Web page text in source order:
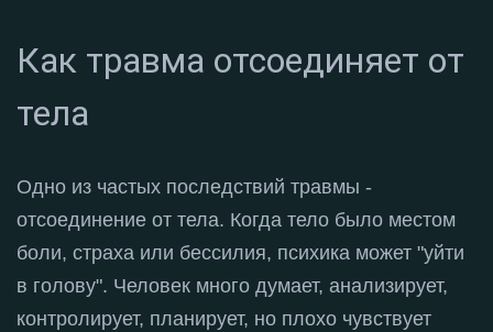
Как травма отсоединяет от
тела
Одно из частых последствий травмы -
отсоединение от тела. Когда тело было местом
боли, страха или бессилия, психика может "уйти
в голову". Человек много думает, анализирует,
контролирует, планирует, но плохо чувствует